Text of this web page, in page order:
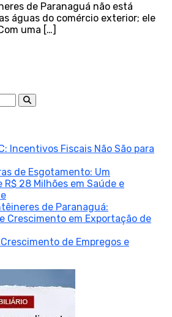
de Paranaguá não está
águas do comércio exterior; ele
uma […]
Incentivos Fiscais Não São para
de Esgotamento: Um
28 Milhões em Saúde e
de Paranaguá:
Crescimento em Exportação de
de Empregos e